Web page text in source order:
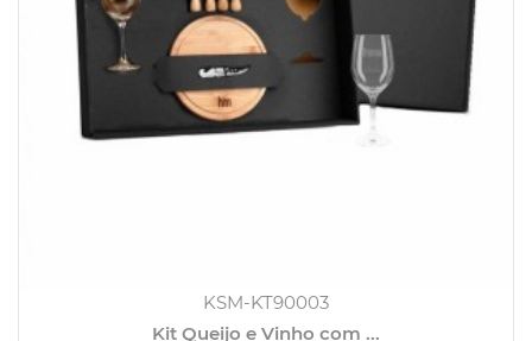
KSM-KT90003
Kit Queijo e Vinho com ...